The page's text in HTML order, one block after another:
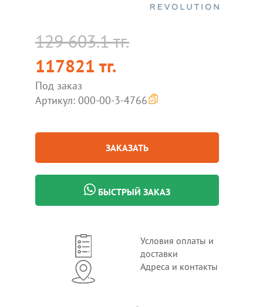
129 603.1 тг.
117821 тг.
Под заказ
Артикул: 000-00-3-4766
ЗАКАЗАТЬ
БЫСТРЫЙ ЗАКАЗ
Условия оплаты и
доставки
Адреса и контакты